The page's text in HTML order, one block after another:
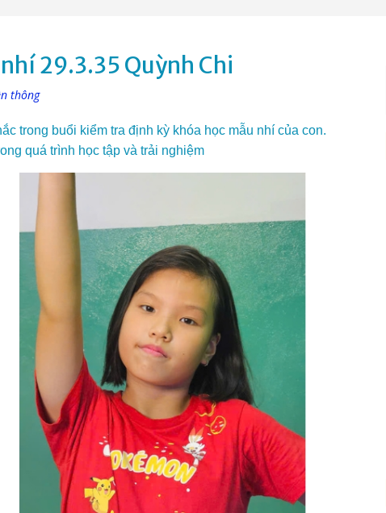
29.3.35 Quỳnh Chi
thông
trong buổi kiểm tra định kỳ khóa học mẫu nhí của con.
quá trình học tập và trải nghiệm